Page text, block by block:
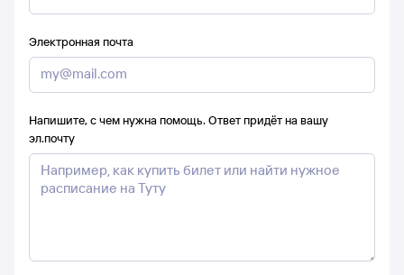
Электронная почта
Напишите, с чем нужна помощь. Ответ придёт на вашу
эл.почту